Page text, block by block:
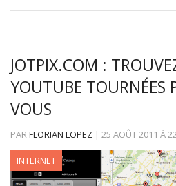
JOTPIX.COM :
YOUTUBE TOURNÉES
VOUS
PARFLORIAN LOPEZ | 25 AOÛT 2011 À
INTERNET